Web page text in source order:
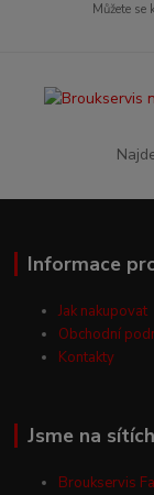
Můžete
Informace
Jak nakupovat
Obchodní
Kontakty
Jsme na sítích
Broukservis